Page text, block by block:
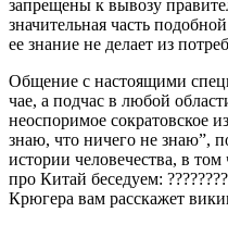
запрещены к вывозу
значительная часть
ее знание не делает из
Общение с настоящими
чае, а подчас в любой
неоспоримое сократовское
знаю, что ничего не знаю”,
истории человечества, в
про Китай беседуем:
Крюгера вам расскажет